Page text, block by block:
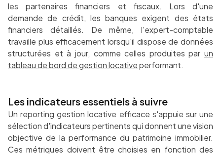
les partenaires financiers et fiscaux. Lors d'une
demande de crédit, les banques exigent des états
financiers détaillés. De même, l'expert-comptable
travaille plus efficacement lorsqu'il dispose de données
structurées et à jour, comme celles produites par un
tableau de bord de gestion locativeperformant.
Les indicateurs essentiels à suivre
Un reporting gestion locative efficace s'appuie sur une
sélection d'indicateurs pertinents qui donnent une vision
objective de la performance du patrimoine immobilier.
Ces métriques doivent être choisies en fonction des